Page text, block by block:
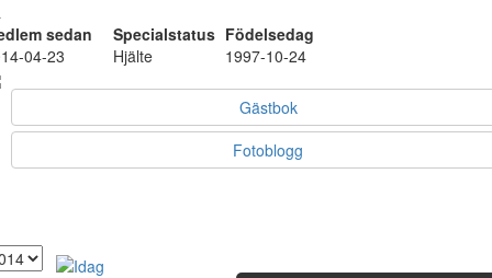
sedan
Specialstatus Födelsedag
04-23
Hjälte 1997-10-24
Gästbok
Fotoblogg